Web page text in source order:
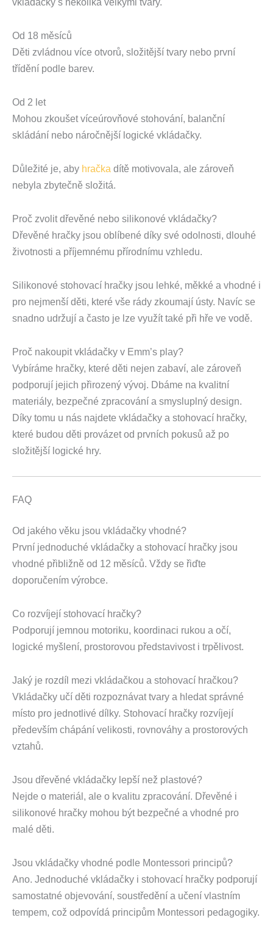
vkládačky s několika velkými tvary.
Od 18 měsíců
Děti zvládnou více otvorů, složitější tvary nebo první
třídění podle barev.
Od 2 let
Mohou zkoušet víceúrovňové stohování, balanční
skládání nebo náročnější logické vkládačky.
Důležité je, aby hračka dítě motivovala, ale zároveň
nebyla zbytečně složitá.
Proč zvolit dřevěné nebo silikonové vkládačky?
Dřevěné hračky jsou oblíbené díky své odolnosti, dlouhé
životnosti a příjemnému přírodnímu vzhledu.
Silikonové stohovací hračky jsou lehké, měkké a vhodné i
pro nejmenší děti, které vše rády zkoumají ústy. Navíc se
snadno udržují a často je lze využít také při hře ve vodě.
Proč nakoupit vkládačky v Emm’s play?
Vybíráme hračky, které děti nejen zabaví, ale zároveň
podporují jejich přirozený vývoj. Dbáme na kvalitní
materiály, bezpečné zpracování a smysluplný design.
Díky tomu u nás najdete vkládačky a stohovací hračky,
které budou děti provázet od prvních pokusů až po
složitější logické hry.
FAQ
Od jakého věku jsou vkládačky vhodné?
První jednoduché vkládačky a stohovací hračky jsou
vhodné přibližně od 12 měsíců. Vždy se řiďte
doporučením výrobce.
Co rozvíjejí stohovací hračky?
Podporují jemnou motoriku, koordinaci rukou a očí,
logické myšlení, prostorovou představivost i trpělivost.
Jaký je rozdíl mezi vkládačkou a stohovací hračkou?
Vkládačky učí děti rozpoznávat tvary a hledat správné
místo pro jednotlivé dílky. Stohovací hračky rozvíjejí
především chápání velikosti, rovnováhy a prostorových
vztahů.
Jsou dřevěné vkládačky lepší než plastové?
Nejde o materiál, ale o kvalitu zpracování. Dřevěné i
silikonové hračky mohou být bezpečné a vhodné pro
malé děti.
Jsou vkládačky vhodné podle Montessori principů?
Ano. Jednoduché vkládačky i stohovací hračky podporují
samostatné objevování, soustředění a učení vlastním
tempem, což odpovídá principům Montessori pedagogiky.